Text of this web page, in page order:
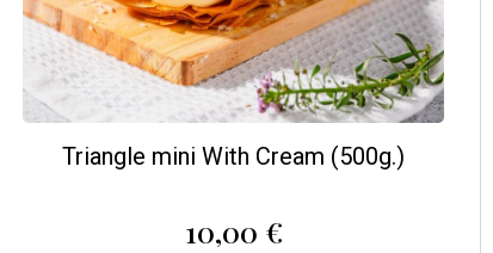
Triangle mini With Cream (500g.)
10,00 €